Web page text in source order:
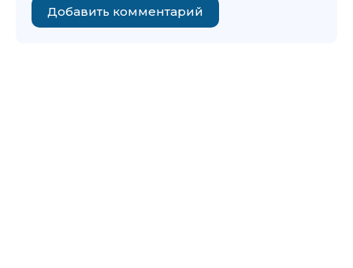
Добавить комментарий